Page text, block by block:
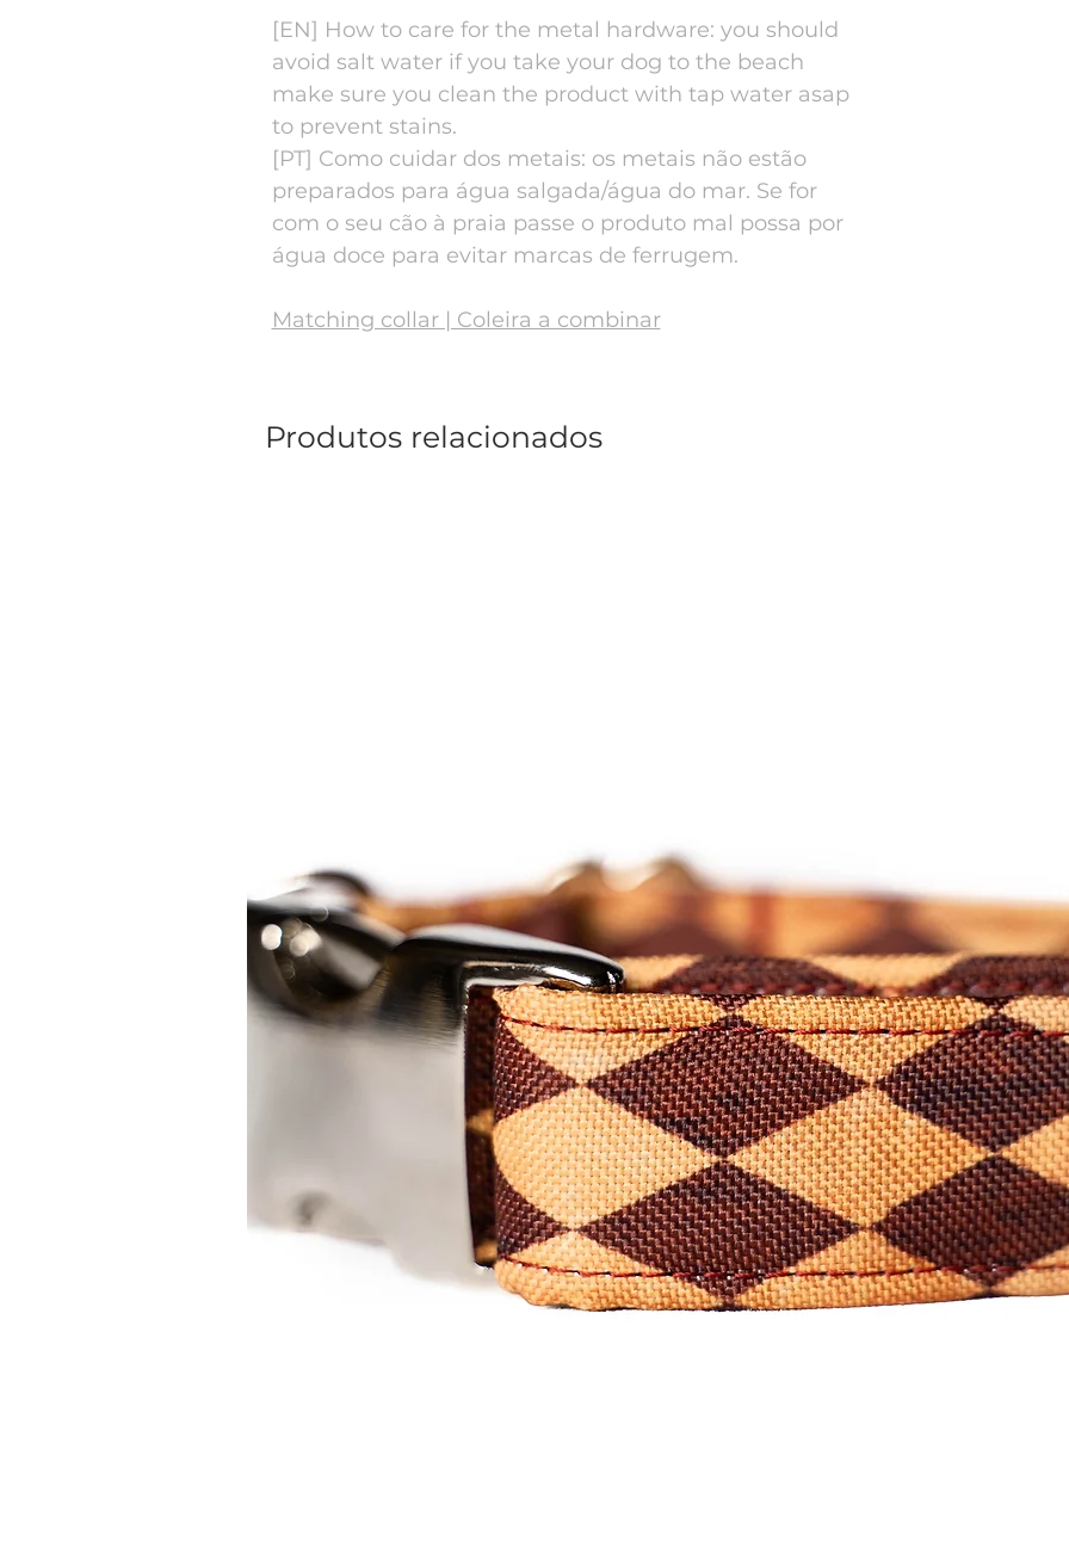
[EN] How to care for the metal hardware: you should
avoid salt water if you take your dog to the beach
make sure you clean the product with tap water asap
to prevent stains.
[PT] Como cuidar dos metais: os metais não estão
preparados para água salgada/água do mar. Se for
com o seu cão à praia passe o produto mal possa por
água doce para evitar marcas de ferrugem.
Matching collar | Coleira a combinar
Produtos relacionados